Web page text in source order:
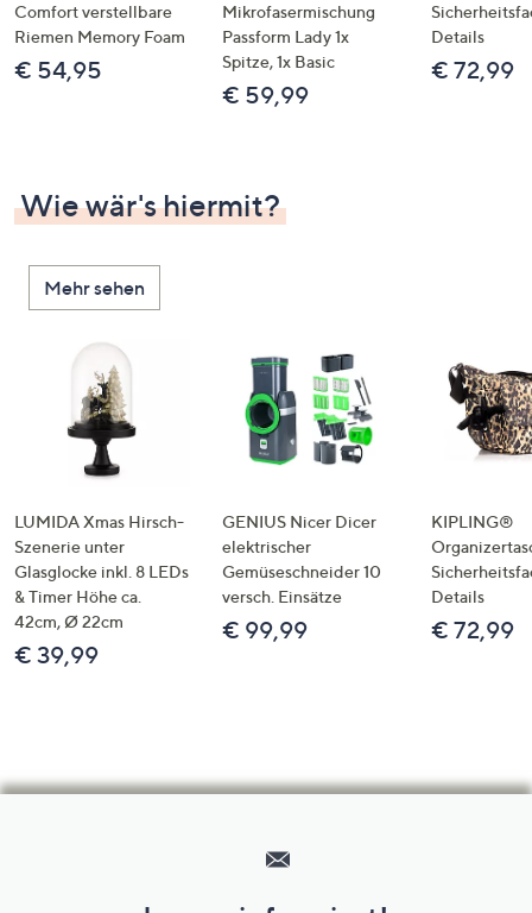
Comfort verstellbare
Riemen Memory Foam
€ 54,95
Mikrofasermischung
Passform Lady 1x
Spitze, 1x Basic
€ 59,99
Details
€ 72,99
Wie wär's hiermit?
Mehr sehen
LUMIDA Xmas Hirsch-
Szenerie unter
Glasglocke inkl. 8 LEDs
& Timer Höhe ca.
42cm, Ø 22cm
€ 39,99
GENIUS Nicer Dicer
elektrischer
Gemüseschneider 10
versch. Einsätze
€ 99,99
KIPLING®
Details
€ 72,99